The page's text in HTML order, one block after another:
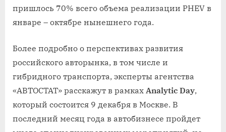
пришлось 70% всего объема реализации PHEV в
январе – октябре нынешнего года.
Более подробно о перспективах развития
российского авторынка, в том числе и
гибридного транспорта, эксперты агентства
«АВТОСТАТ» расскажут в рамках Analytic Day,
который состоится 9 декабря в Москве. В
последний месяц года в автобизнесе пройдет